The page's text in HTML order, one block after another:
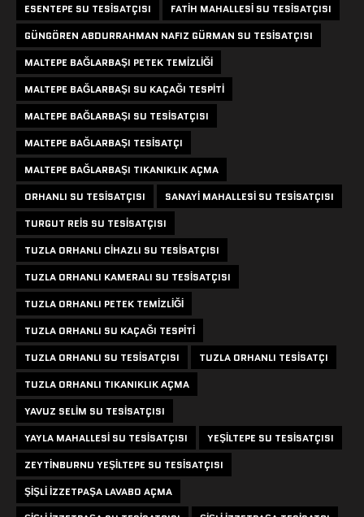
ESENTEPE SU TESISATÇISI
FATIH MAHALLESI SU TESISATÇISI
GÜNGÖREN ABDURRAHMAN NAFIZ GÜRMAN SU TESISATÇISI
MALTEPE BAĞLARBAŞI PETEK TEMIZLIĞI
MALTEPE BAĞLARBAŞI SU KAÇAĞI TESPITI
MALTEPE BAĞLARBAŞI SU TESISATÇISI
MALTEPE BAĞLARBAŞI TESISATÇI
MALTEPE BAĞLARBAŞI TIKANIKLIK AÇMA
ORHANLI SU TESISATÇISI
SANAYI MAHALLESI SU TESISATÇISI
TURGUT REIS SU TESISATÇISI
TUZLA ORHANLI CIHAZLI SU TESISATÇISI
TUZLA ORHANLI KAMERALI SU TESISATÇISI
TUZLA ORHANLI PETEK TEMIZLIĞI
TUZLA ORHANLI SU KAÇAĞI TESPITI
TUZLA ORHANLI SU TESISATÇISI
TUZLA ORHANLI TESISATÇI
TUZLA ORHANLI TIKANIKLIK AÇMA
YAVUZ SELIM SU TESISATÇISI
YAYLA MAHALLESI SU TESISATÇISI
YEŞILTEPE SU TESISATÇISI
ZEYTINBURNU YEŞILTEPE SU TESISATÇISI
ŞIŞLI IZZETPAŞA LAVABO AÇMA